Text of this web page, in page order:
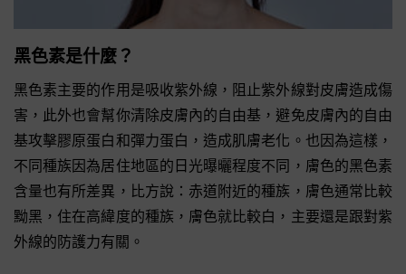
黑色素是什麼？
黑色素主要的作用是吸收紫外線，阻止紫外線對皮膚造成傷
害，此外也會幫你清除皮膚內的自由基，避免皮膚內的自由
基攻擊膠原蛋白和彈力蛋白，造成肌膚老化。也因為這樣，
不同種族因為居住地區的日光曝曬程度不同，膚色的黑色素
含量也有所差異，比方說：赤道附近的種族，膚色通常比較
黝黑，住在高緯度的種族，膚色就比較白，主要還是跟對紫
外線的防護力有關。